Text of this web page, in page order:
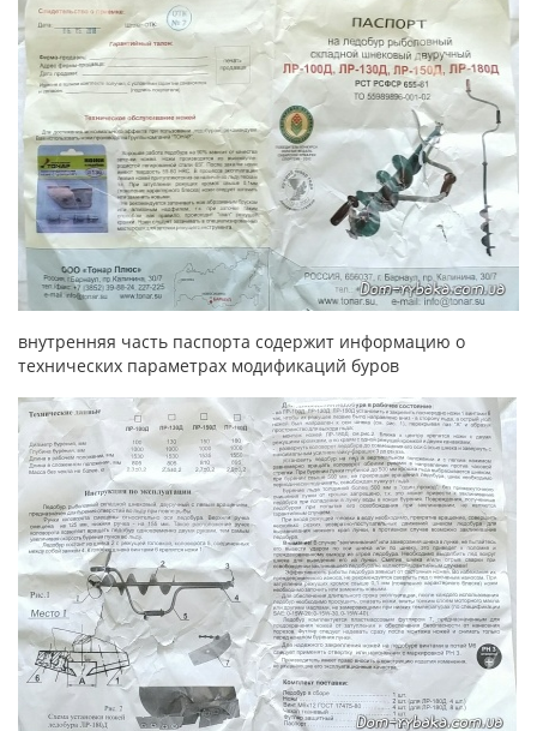
внутренняя часть паспорта содержит информацию о
технических параметрах модификаций буров